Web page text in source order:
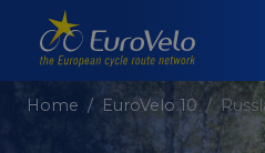
Home EuroVelo 10